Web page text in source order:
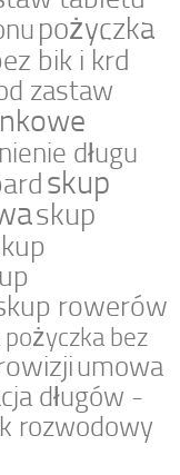
pożyczka
bik i krd
zastaw
długu
skup
skup
rowerów
bez
umowa
długów -
rozwodowy